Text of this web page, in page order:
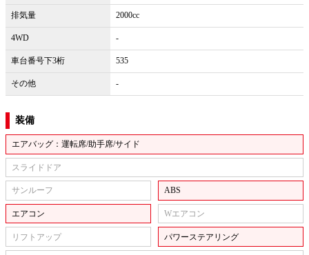
排気量 2000cc
4WD -
車台番号下3桁 535
その他 -
装備
エアバッグ：運転席/助手席/サイド
スライドドア
サンルーフ ABS
エアコン Wエアコン
リフトアップ パワーステアリング